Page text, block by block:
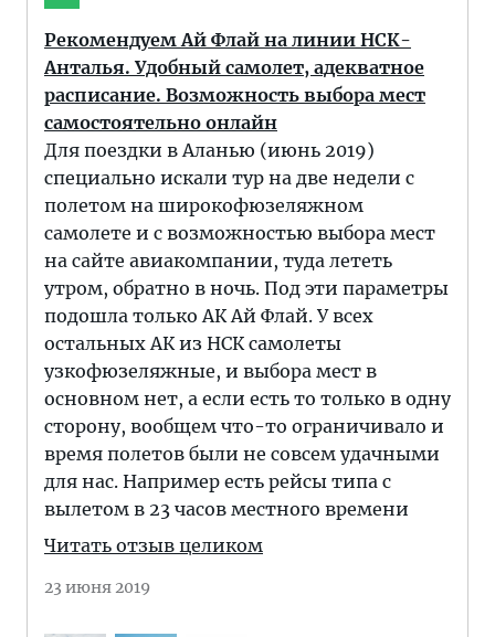
Рекомендуем Ай Флай на линии НСК-
Анталья. Удобный самолет, адекватное
расписание. Возможность выбора мест
самостоятельно онлайн
Для поездки в Аланью (июнь 2019)
специально искали тур на две недели с
полетом на широкофюзеляжном
самолете и с возможностью выбора мест
на сайте авиакомпании, туда лететь
утром, обратно в ночь. Под эти параметры
подошла только АК Ай Флай. У всех
остальных АК из НСК самолеты
узкофюзеляжные, и выбора мест в
основном нет, а если есть то только в одну
сторону, вообщем что-то ограничивало и
время полетов были не совсем удачными
для нас. Например есть рейсы типа с
вылетом в 23 часов местного времени
Читать отзыв целиком
23 июня 2019